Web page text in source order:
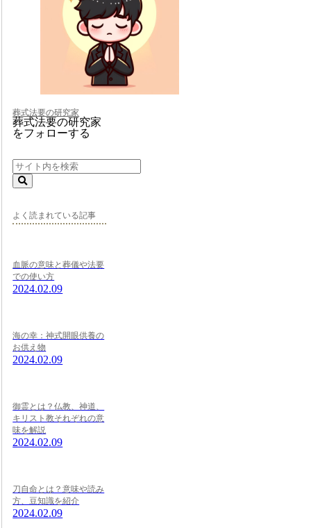
葬式法要の研究家
葬式法要の研究家
をフォローする
よく読まれている記事
血脈の意味と葬儀や法要
での使い方
2024.02.09
海の幸：神式開眼供養の
お供え物
2024.02.09
御霊とは？仏教、神道、
キリスト教それぞれの意
味を解説
2024.02.09
刀自命とは？意味や読み
方、豆知識を紹介
2024.02.09